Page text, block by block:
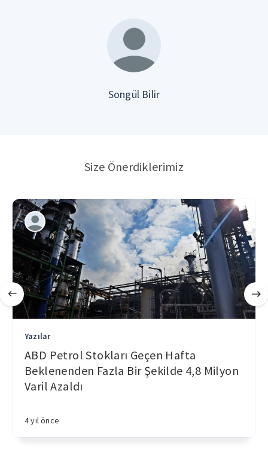
Songül Bilir
Size Önerdiklerimiz
Yazılar
ABD Petrol Stokları Geçen Hafta
Beklenenden Fazla Bir Şekilde 4,8 Milyon
Varil Azaldı
4 yıl önce